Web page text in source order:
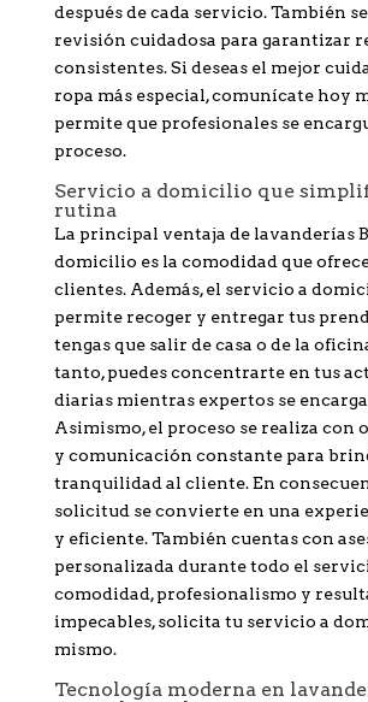
después de cada servicio. También
revisión cuidadosa para garantizar
consistentes. Si deseas el mejor
ropa más especial, comunícate hoy
permite que profesionales se
proceso.
Servicio a domicilio que
rutina
La principal ventaja de lavanderías
domicilio es la comodidad que
clientes. Además, el servicio a
permite recoger y entregar tus
tengas que salir de casa o de la
tanto, puedes concentrarte en tus
diarias mientras expertos se
Asimismo, el proceso se realiza con
y comunicación constante para
tranquilidad al cliente. En
solicitud se convierte en una
y eficiente. También cuentas con
personalizada durante todo el
comodidad, profesionalismo y
impecables, solicita tu servicio a
mismo.
Tecnología moderna en